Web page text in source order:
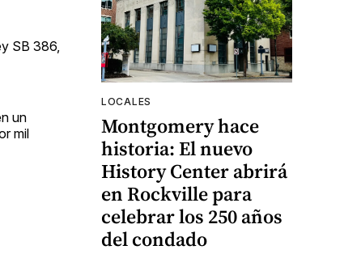
SB 386,
un
mil
LOCALES
Montgomery hace
historia: El nuevo
History Center abrirá
en Rockville para
celebrar los 250 años
del condado